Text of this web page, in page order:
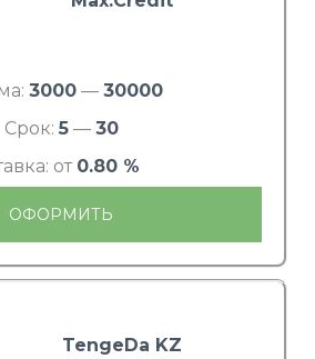
3000— 30000
Срок: 5— 30
от 0.80 %
ОФОРМИТЬ
TengeDa KZ